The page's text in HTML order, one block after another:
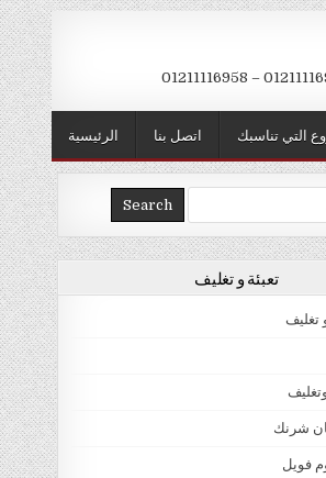
الرئيسية اتصل بنا التي تناسبك
تعبئة و تغليف
تغليف
شرنك
فويل